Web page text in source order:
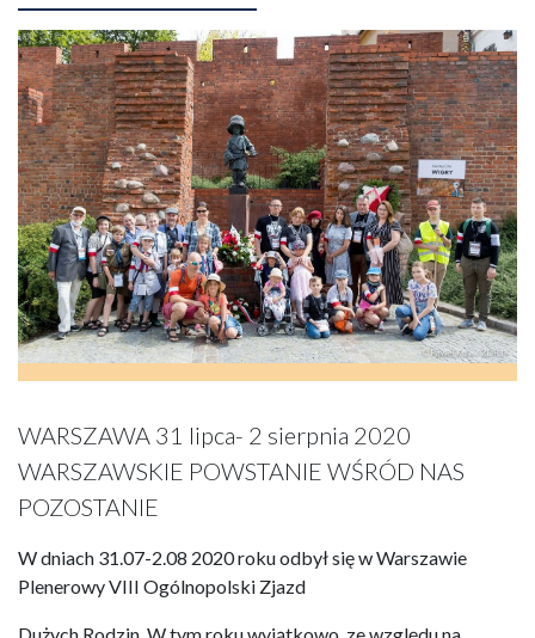
WARSZAWA 31 lipca- 2 sierpnia 2020
WARSZAWSKIE POWSTANIE WŚRÓD NAS
POZOSTANIE
W dniach 31.07-2.08 2020 roku odbył się w Warszawie
Plenerowy VIII Ogólnopolski Zjazd
Dużych Rodzin. W tym roku wyjątkowo, ze względu na